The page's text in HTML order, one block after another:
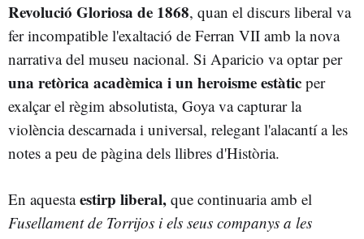
Revolució Gloriosa de 1868, quan el discurs liberal va
fer incompatible l'exaltació de Ferran VII amb la nova
narrativa del museu nacional. Si Aparicio va optar per
una retòrica acadèmica i un heroisme estàtic per
exalçar el règim absolutista, Goya va capturar la
violència descarnada i universal, relegant l'alacantí a les
notes a peu de pàgina dels llibres d'Història.
En aquestaestirp liberal, que continuaria amb el
Fusellament de Torrijos i els seus companys a les